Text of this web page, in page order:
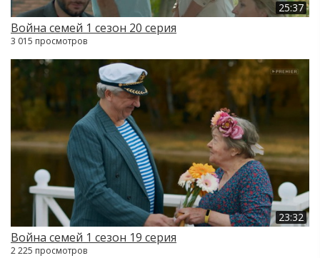
25:37
Война семей 1 сезон 20 серия
3 015 просмотров
23:32
Война семей 1 сезон 19 серия
2 225 просмотров